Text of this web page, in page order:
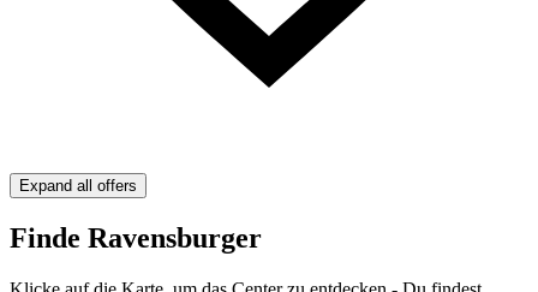
Expand all offers
Finde Ravensburger